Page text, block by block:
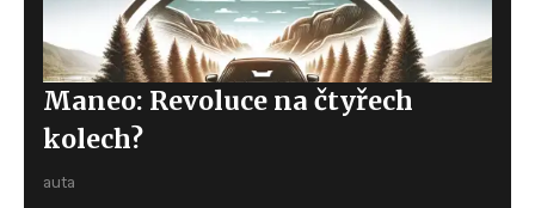
Maneo: Revoluce na čtyřech
kolech?
auta